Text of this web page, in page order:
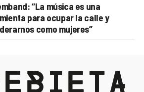
“La música es una
para ocupar la calle y
como mujeres”